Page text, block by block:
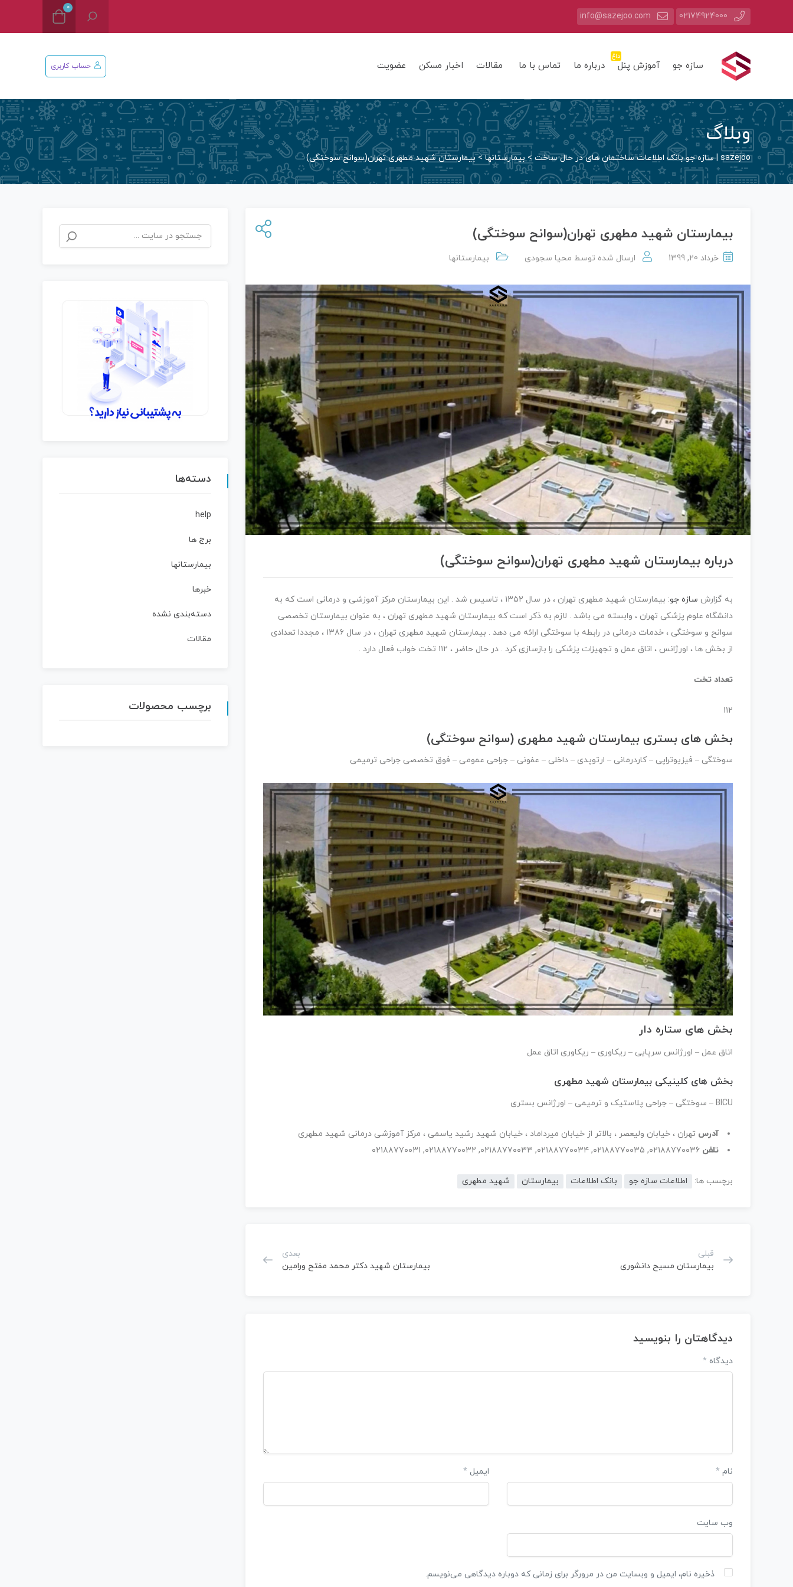
02174924000
info@sazejoo.com
0
سازه جو آموزش پنل
داغ
درباره ما تماس با ما مقالات اخبار مسکن عضویت حساب کاربری
وبلاگ
sazejoo | سازه جو بانک اطلاعات ساختمان های در حال ساخت >بیمارستانها>بیمارستان شهید مطهری تهران(سوانح سوختگی)
بیمارستان شهید مطهری تهران(سوانح سوختگی)
خرداد 20, 1399 ارسال شده توسط محیا سجودی بیمارستانها
درباره بیمارستان شهید مطهری تهران(سوانح سوختگی)
به گزارش سازه جو
: بیمارستان شهید مطهری تهران ، در سال ۱۳۵۲ ، تاسیس شد . این بیمارستان مرکز آموزشی و درمانی است که به
دانشگاه علوم پزشکی تهران ، وابسته می باشد . لازم به ذکر است که بیمارستان شهید مطهری تهران ، به عنوان بیمارستان تخصصی
سوانح و سوختگی ، خدمات درمانی در رابطه با سوختگی ارائه می دهد . بیمارستان شهید مطهری تهران ، در سال ۱۳۸۶ ، مجددا تعدادی
از بخش ها ، اورژانس ، اتاق عمل و تجهیزات پزشکی را بازسازی کرد . در حال حاضر ، ۱۱۲ تخت خواب فعال دارد .
تعداد تخت
۱۱۲
بخش های بستری بیمارستان شهید مطهری (سوانح سوختگی)
سوختگی – فیزیوتراپی – کاردرمانی – ارتوپدی – داخلی – عفونی – جراحی عمومی – فوق تخصصی جراحی ترمیمی
بخش های ستاره دار
اتاق عمل – اورژانس سرپایی – ریکاوری – ریکاوری اتاق عمل
بخش های کلینیکی بیمارستان شهید مطهری
BICU – سوختگی – جراحی پلاستیک و ترمیمی – اورژانس بستری
آدرس تهران ، خیابان ولیعصر ، بالاتر از خیابان میرداماد ، خیابان شهید رشید یاسمی ، مرکز آموزشی درمانی شهید مطهری
تلفن
برچسب ها: اطلاعات سازه جو بانک اطلاعات بیمارستان شهید مطهری
قبلی
بیمارستان مسیح دانشوری
بعدی
بیمارستان شهید دکتر محمد مفتح ورامین
دیدگاهتان را بنویسید
دیدگاه *
نام * ایمیل *
وب‌ سایت
ذخیره نام، ایمیل و وبسایت من در مرورگر برای زمانی که دوباره دیدگاهی می‌نویسم.
دسته‌ها
help
برج ها
بیمارستانها
خبرها
دسته‌بندی نشده
مقالات
برچسب محصولات